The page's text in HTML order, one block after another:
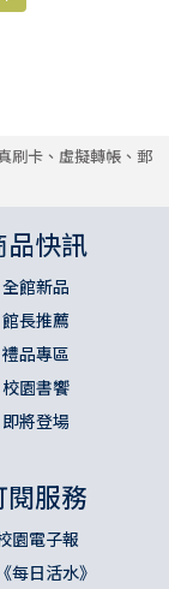
刷卡、虛擬轉帳、郵
品快訊
全館新品
館長推薦
禮品專區
校園書饗
即將登場
閱服務
園電子報
《每日活水》